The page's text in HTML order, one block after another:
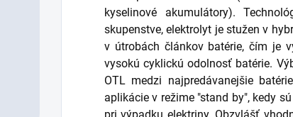
kyselinové akumulátory).
skupenstve, elektrolyt je stužen v
v útrobách článkov batérie, čím je
vysokú cyklickú odolnosť batérie.
OTL medzi najpredávanejšie
aplikácie v režime "stand by", kedy